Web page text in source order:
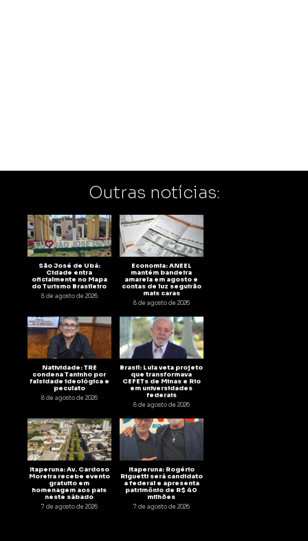
Outras notícias:
São José de Ubá:
Cidade entra
oficialmente no Mapa
do Turismo Brasileiro
8 de agosto de 2026
Economia: ANEEL
mantém bandeira
amarela em agosto e
contas de luz seguirão
mais caras
8 de agosto de 2026
Natividade: TRE
condena Taninho por
falsidade ideológica e
peculato
8 de agosto de 2026
Brasil: Lula veta projeto
que transformava
CEFETs de Minas e Rio
em universidades
federais
8 de agosto de 2026
Itaperuna: Av. Cardoso
Moreira recebe evento
gratuito em
homenagem aos pais
neste sábado
7 de agosto de 2026
Itaperuna: Rogério
Riguetti será candidato
a federal e apresenta
patrimônio de R$ 40
milhões
7 de agosto de 2026